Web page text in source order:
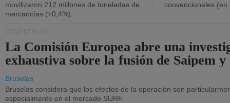
movilizaron 212 millones de toneladas de
mercancías (+0,4%).
convencionales (en
La Comisión Europea abre una
exhaustiva sobre la fusión de Saipem y
Bruselas
Bruselas considera que los efectos de la operación son
especialmente en el mercado SURF.